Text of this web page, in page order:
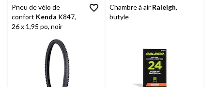
Pneu de vélo de
confort Kenda K847,
26 x 1,95 po, noir
Chambre à air Raleigh,
butyle